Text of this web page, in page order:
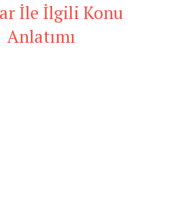
İle İlgili Konu
Anlatımı